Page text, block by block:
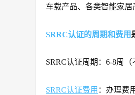
车载产品、各类智能家居
SRRC认证的周期和费用
SRRC认证周期：6-8周（
SRRC认证费用 ：办理费